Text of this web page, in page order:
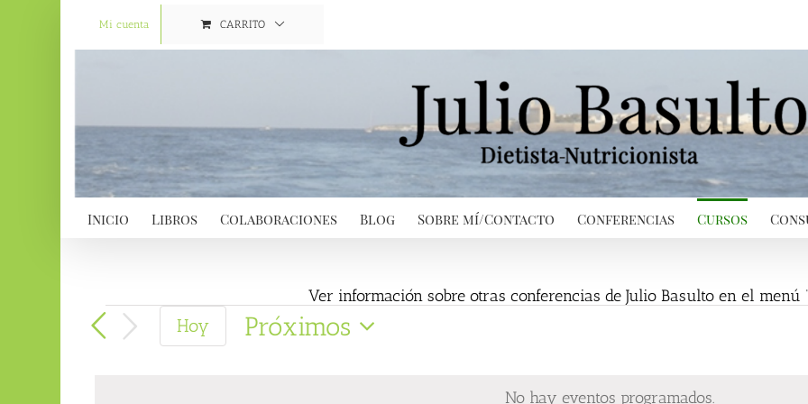
Mi cuenta CARRITO
Inicio Libros Colaboraciones Blog Sobre mí/Contacto Conferencias Cursos
Ver información sobre otras conferencias de Julio Basulto en el menú
Eventos
No hay eventos programados.
Hoy
Próximos